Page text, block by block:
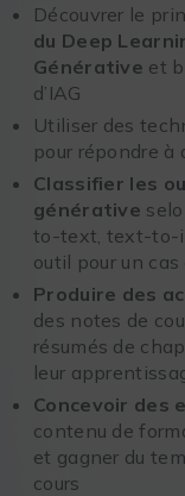
Découvrer le
du Deep
Générative et
d’IAG
Utiliser des
pour répondre à
Classifier les
générative
to-text, text-to-
outil pour un cas
Produire des
des notes de
résumés de
leur
Concevoir des
contenu de
et gagner du
cours